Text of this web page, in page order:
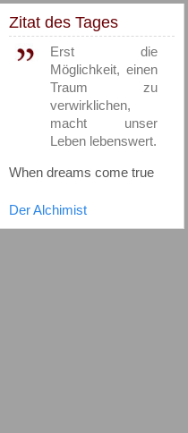
Zitat des Tages
Erst die
Möglichkeit, einen
Traum zu
verwirklichen,
macht unser
Leben lebenswert.
When dreams come true
Der Alchimist